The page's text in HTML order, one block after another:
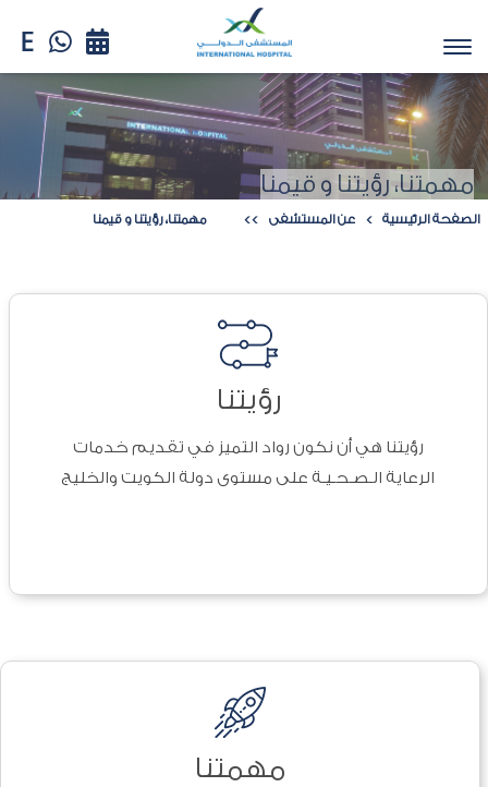
مهمتنا، رؤيتنا و قيمنا
الصفحة الرئيسية عن المستشفى مهمتنا، رؤيتنا و قيمنا
رؤيتنا
رؤيتنا هي أن نكون رواد التميز في تقديم خدمات
الرعاية الـصـحـيـة على مستوى دولة الكويت والخليج
مهمتنا